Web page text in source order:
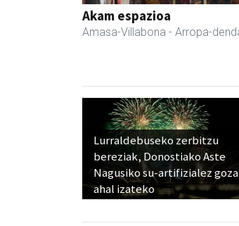
Akam espazioa
Amasa-Villabona - Arropa-
Lurraldebuseko zerbitzu
bereziak, Donostiako Aste
Nagusiko su-artifizialez
ahal izateko